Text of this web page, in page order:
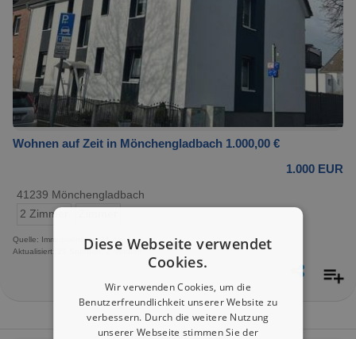
Wohnen auf Zeit in Mönchengladbach 1.000,00 €
1.000 EUR
41239 Mönchengladbach
2 Zimmer
Quelle: Immobilienscout24.de
Aktualisiert: 21 Stunden, 2 MinutenDiese Webseite verwendet
Cookies.
Wir verwenden Cookies, um die
Benutzerfreundlichkeit unserer Website zu
verbessern. Durch die weitere Nutzung
unserer Webseite stimmen Sie der